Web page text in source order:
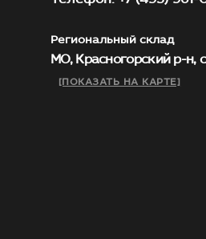
Региональный склад
МО, Красногорский р-н,
[ПОКАЗАТЬ НА КАРТЕ]